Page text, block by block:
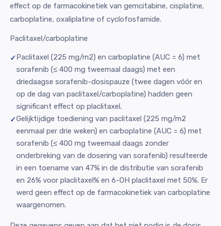
effect op de farmacokinetiek van gemcitabine, cisplatine,
carboplatine, oxaliplatine of cyclofosfamide.
Paclitaxel/carboplatine
Paclitaxel (225 mg/m2) en carboplatine (AUC = 6) met
sorafenib (≤ 400 mg tweemaal daags) met een
driedaagse sorafenib-dosispauze (twee dagen vóór en
op de dag van paclitaxel/carboplatine) hadden geen
significant effect op placlitaxel.
Gelijktijdige toediening van paclitaxel (225 mg/m2
eenmaal per drie weken) en carboplatine (AUC = 6) met
sorafenib (≤ 400 mg tweemaal daags zonder
onderbreking van de dosering van sorafenib) resulteerde
in een toename van 47% in de distributie van sorafenib
en 26% voor placlitaxel% en 6-OH placlitaxel met 50%. Er
werd geen effect op de farmacokinetiek van carboplatine
waargenomen.